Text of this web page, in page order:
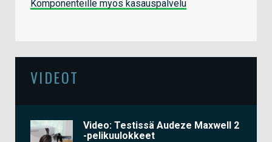
Komponenteille myös kasauspalvelu
VIDEOT
Video: Testissä Audeze Maxwell 2
-pelikuulokkeet